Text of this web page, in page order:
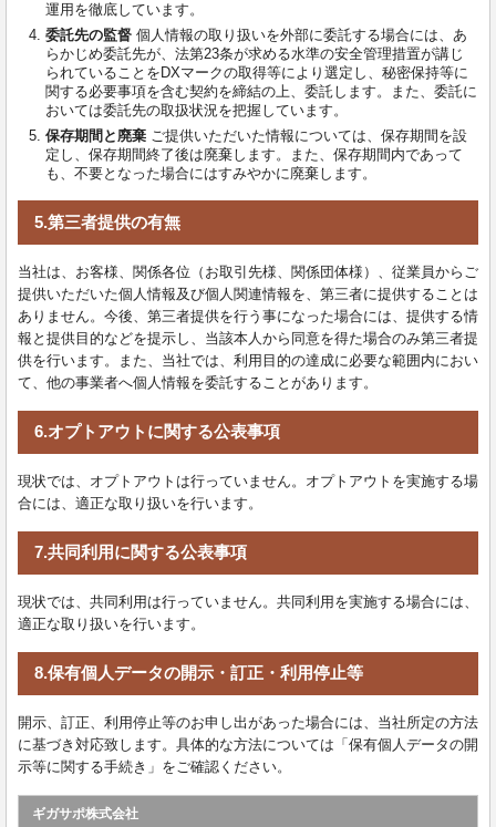
運用を徹底しています。
委託先の監督 個人情報の取り扱いを外部に委託する場合には、あ
らかじめ委託先が、法第23条が求める水準の安全管理措置が講じ
られていることをDXマークの取得等により選定し、秘密保持等に
関する必要事項を含む契約を締結の上、委託します。また、委託に
おいては委託先の取扱状況を把握しています。
保存期間と廃棄 ご提供いただいた情報については、保存期間を設
定し、保存期間終了後は廃棄します。また、保存期間内であって
も、不要となった場合にはすみやかに廃棄します。
5.第三者提供の有無
当社は、お客様、関係各位（お取引先様、関係団体様）、従業員からご
提供いただいた個人情報及び個人関連情報を、第三者に提供することは
ありません。今後、第三者提供を行う事になった場合には、提供する情
報と提供目的などを提示し、当該本人から同意を得た場合のみ第三者提
供を行います。また、当社では、利用目的の達成に必要な範囲内におい
て、他の事業者へ個人情報を委託することがあります。
6.オプトアウトに関する公表事項
現状では、オプトアウトは行っていません。オプトアウトを実施する場
合には、適正な取り扱いを行います。
7.共同利用に関する公表事項
現状では、共同利用は行っていません。共同利用を実施する場合には、
適正な取り扱いを行います。
8.保有個人データの開示・訂正・利用停止等
開示、訂正、利用停止等のお申し出があった場合には、当社所定の方法
に基づき対応致します。具体的な方法については「保有個人データの開
示等に関する手続き」をご確認ください。
ギガサポ株式会社